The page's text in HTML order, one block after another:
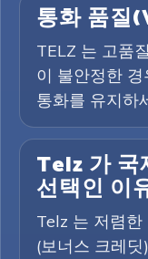
통화 품질
TELZ 는 고품
이 불안정한
통화를 유지하
Telz 가 국
선택인 이
Telz 는 저렴
(보너스 크레